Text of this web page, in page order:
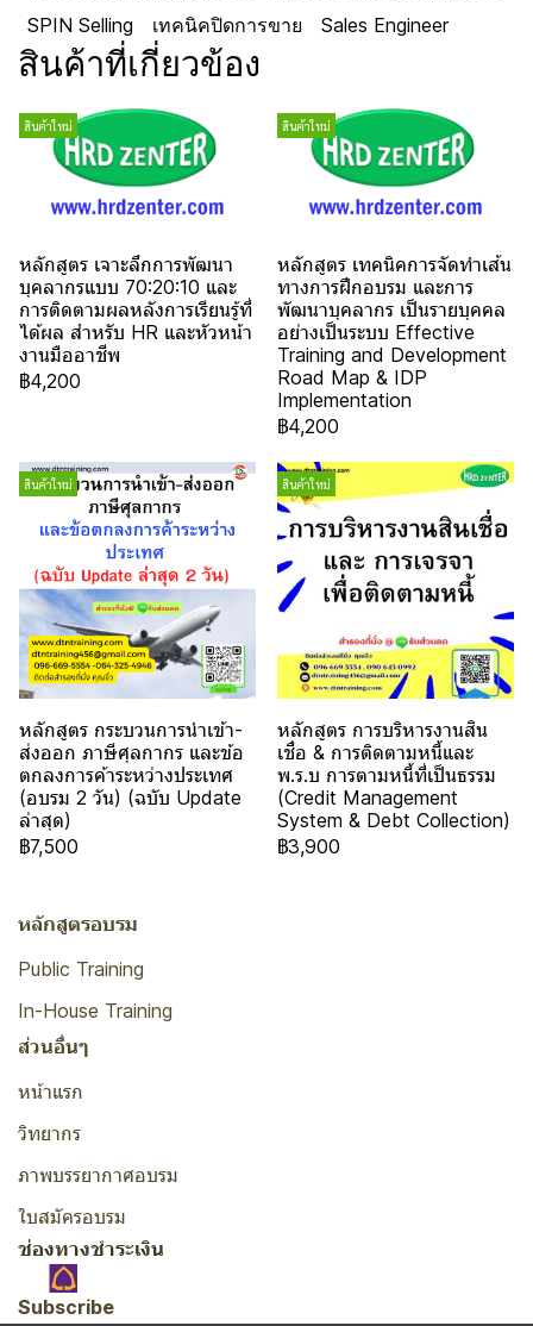
SPIN Selling
เทคนิคปิดการขาย Sales Engineer
สินค้าที่เกี่ยวข้อง
สินค้าใหม่
หลักสูตร เจาะลึกการพัฒนา
บุคลากรแบบ 70:20:10 และ
การติดตามผลหลังการเรียนรู้ที่
ได้ผล สำหรับ HR และหัวหน้า
งานมืออาชีพ
฿4,200
สินค้าใหม่
หลักสูตร เทคนิคการจัดทำเส้น
ทางการฝึกอบรม และการ
พัฒนาบุคลากร เป็นรายบุคคล
อย่างเป็นระบบ Effective
Training and Development
Road Map & IDP
Implementation
฿4,200
สินค้าใหม่
หลักสูตร กระบวนการนำเข้า-
ส่งออก ภาษีศุลกากร และข้อ
ตกลงการค้าระหว่างประเทศ
(อบรม 2 วัน) (ฉบับ Update
ล่าสุด)
฿7,500
สินค้าใหม่
หลักสูตร การบริหารงานสิน
เชื่อ & การติดตามหนี้และ
พ.ร.บ การตามหนี้ที่เป็นธรรม
(Credit Management
System & Debt Collection)
฿3,900
หลักสูตรอบรม
Public Training
In-House Training
ส่วนอื่นๆ
หน้าแรก
วิทยากร
ภาพบรรยากาศอบรม
ใบสมัครอบรม
ช่องทางชำระเงิน
Subscribe